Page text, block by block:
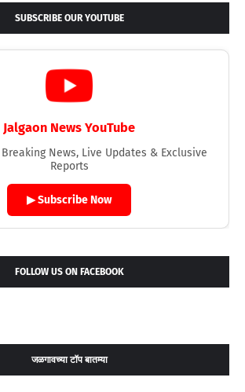
SUBSCRIBE OUR YOUTUBE
Jalgaon News YouTube
News, Live Updates & Exclusive
Reports
▶ Subscribe Now
FOLLOW US ON FACEBOOK
जळगावच्या टॉप बातम्या